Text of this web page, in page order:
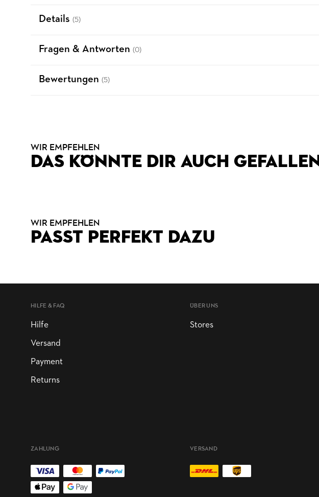
Details (5)
Fragen & Antworten (0)
Bewertungen (5)
WIR EMPFEHLEN
DAS KÖNNTE DIR AUCH
WIR EMPFEHLEN
PASST PERFEKT DAZU
HILFE & FAQ
Hilfe
Versand
Payment
Returns
ÜBER UNS
Stores
ZAHLUNG VERSAND